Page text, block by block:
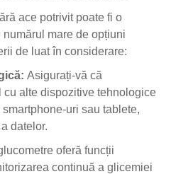
ace potrivit poate fi o
mare de opțiuni
de luat în considerare:
Asigurați-vă că
alte dispozitive tehnologice
uri sau tablete,
datelor.
oferă funcții
continuă a glicemiei